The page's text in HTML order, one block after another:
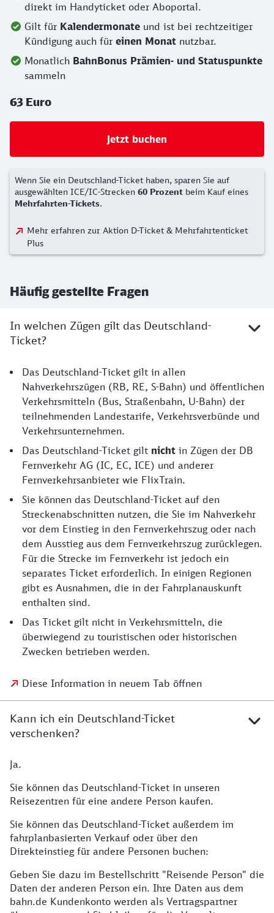
direkt im Handyticket oder Aboportal.
Gilt für Kalendermonate und ist bei rechtzeitiger
Kündigung auch für einen Monat nutzbar.
Monatlich BahnBonus Prämien- und Statuspunkte
sammeln
63 Euro
Jetzt buchen
Wenn Sie ein Deutschland-Ticket haben, sparen Sie auf
ausgewählten ICE/IC-Strecken 60 Prozent beim Kauf eines
Mehrfahrten-Tickets.
Mehr erfahren zur Aktion D-Ticket & Mehrfahrtenticket
Plus
Häufig gestellte Fragen
In welchen Zügen gilt das Deutschland-
Ticket?
Das Deutschland-Ticket gilt in allen
Nahverkehrszügen (RB, RE, S-Bahn) und öffentlichen
Verkehrsmitteln (Bus, Straßenbahn, U-Bahn) der
teilnehmenden Landestarife, Verkehrsverbünde und
Verkehrsunternehmen.
Das Deutschland-Ticket gilt nicht in Zügen der DB
Fernverkehr AG (IC, EC, ICE) und anderer
Fernverkehrsanbieter wie FlixTrain.
Sie können das Deutschland-Ticket auf den
Streckenabschnitten nutzen, die Sie im Nahverkehr
vor dem Einstieg in den Fernverkehrszug oder nach
dem Ausstieg aus dem Fernverkehrszug zurücklegen.
Für die Strecke im Fernverkehr ist jedoch ein
separates Ticket erforderlich. In einigen Regionen
gibt es Ausnahmen, die in der Fahrplanauskunft
enthalten sind.
Das Ticket gilt nicht in Verkehrsmitteln, die
überwiegend zu touristischen oder historischen
Zwecken betrieben werden.
Diese Information in neuem Tab öffnen
Kann ich ein Deutschland-Ticket
verschenken?
Ja.
Sie können das Deutschland-Ticket in unseren
Reisezentren für eine andere Person kaufen.
Sie können das Deutschland-Ticket außerdem im
fahrplanbasierten Verkauf oder über den
Direkteinstieg für andere Personen buchen:
Geben Sie dazu im Bestellschritt "Reisende Person" die
Daten der anderen Person ein. Ihre Daten aus dem
bahn.de Kundenkonto werden als Vertragspartner